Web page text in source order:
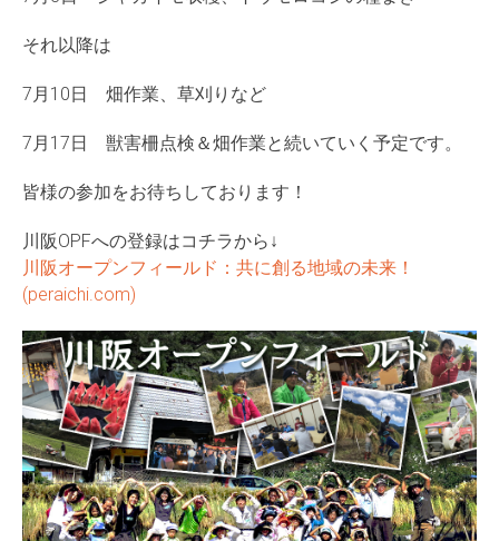
それ以降は
7月10日 畑作業、草刈りなど
7月17日 獣害柵点検＆畑作業と続いていく予定です。
皆様の参加をお待ちしております！
川阪OPFへの登録はコチラから↓
川阪オープンフィールド：共に創る地域の未来！
(peraichi.com)